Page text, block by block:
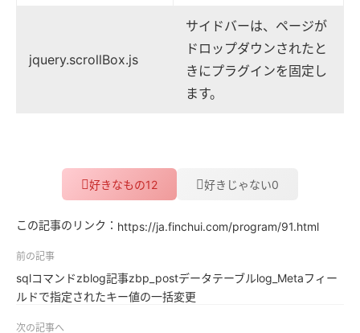
jquery.scrollBox.js
サイドバーは、ページが
ドロップダウンされたと
きにプラグインを固定し
ます。
好きなもの12 好きじゃない0
この記事のリンク： https://ja.finchui.com/program/91.html
前の記事
sqlコマンドzblog記事zbp_postデータテーブルlog_Metaフィー
ルドで指定されたキー値の一括変更
次の記事へ